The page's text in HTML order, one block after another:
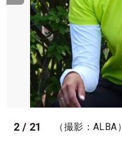
2 / 21 （撮影：ALBA